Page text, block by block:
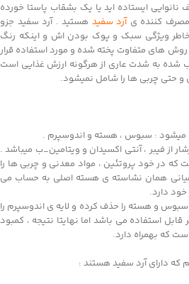
نانوایی ایستاده اید یا یک بشقاب پاستا خورده
مصرف کننده یآرد سفید هستید . آرد سفید جزو
ویژگی سبک و پوک بودن اش و اینکه رنگ
های متفاوت پخته شده و مورد استفاده قرار
شده به شدت عاری از هرگونه ارزش غذایی است
و حتی چربی ها را شامل نمیشود.
: سبوس ، هسته و اندوسپرم .
فیبر ، آنتی اکسیدان و ویتامین_ب میباشد .
که در خود پروتئین ، مواد معدنی و چربی ها را
همان نشاسته ی هسته اصلی به حساب می
خود دارد.
سبوس و هسته را حذف کرده و لایه ی اندوسپرم را
قابل استفاده می باشد اما نهایتا نتیجه ، کمبود
که بهمراه دارد.
که دارای آرد سفید هستند :